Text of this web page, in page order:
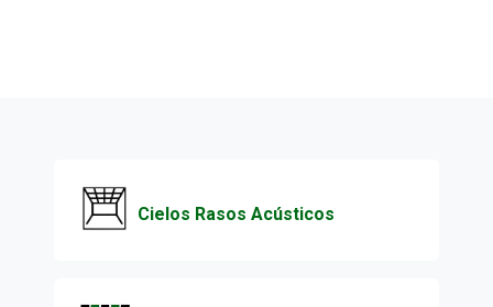
Cielos Rasos Acústicos